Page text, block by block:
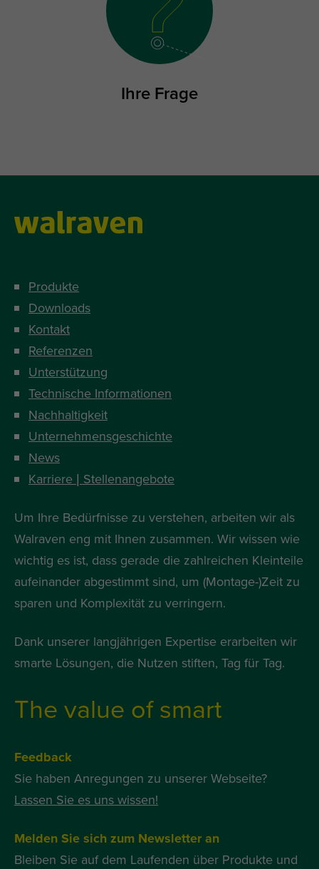
Ihre Frage
Produkte
Downloads
Kontakt
Referenzen
Unterstützung
Technische Informationen
Nachhaltigkeit
Unternehmensgeschichte
News
Karriere | Stellenangebote
Um Ihre Bedürfnisse zu verstehen, arbeiten wir als
Walraven eng mit Ihnen zusammen. Wir wissen wie
wichtig es ist, dass gerade die zahlreichen Kleinteile
aufeinander abgestimmt sind, um (Montage-)Zeit zu
sparen und Komplexität zu verringern.
Dank unserer langjährigen Expertise erarbeiten wir
smarte Lösungen, die Nutzen stiften, Tag für Tag.
The value of smart
Feedback
Sie haben Anregungen zu unserer Webseite?
Lassen Sie es uns wissen!
Melden Sie sich zum Newsletter an
Bleiben Sie auf dem Laufenden über Produkte und